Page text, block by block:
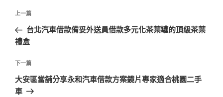
文
導
覽
上
一
篇
章
上一篇
台北汽車借款備妥外送員借款多元化茶葉罐的頂級茶葉
禮盒
下
一
篇
下一篇
大安區當舖分享永和汽車借款方案鏡片專家適合桃園二手
車